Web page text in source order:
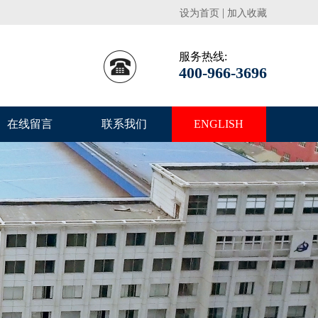
设为首页 | 加入收藏
服务热线:
400-966-3696
在线留言 联系我们 ENGLISH